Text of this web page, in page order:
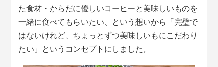
た食材・からだに優しいコーヒーと美味しいものを
一緒に食べてもらいたい、という想いから「完璧で
はないけれど、ちょっとずつ美味しいもにこだわり
たい」というコンセプトにしました。